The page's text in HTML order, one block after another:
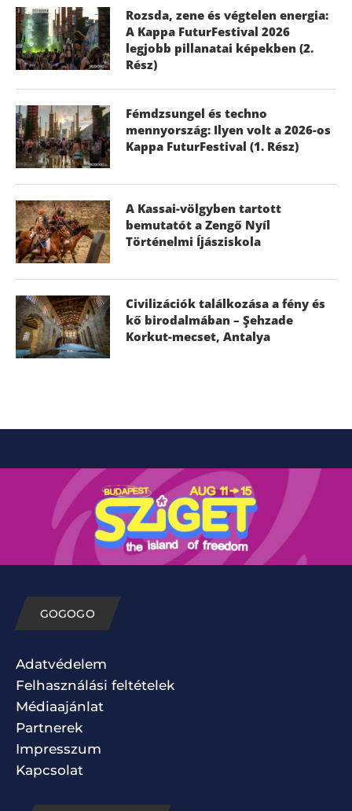
Rozsda, zene és végtelen energia:
A Kappa FuturFestival 2026
legjobb pillanatai képekben (2.
Rész)
Fémdzsungel és techno
mennyország: Ilyen volt a 2026-os
Kappa FuturFestival (1. Rész)
A Kassai-völgyben tartott
bemutatót a Zengő Nyíl
Történelmi Íjásziskola
Civilizációk találkozása a fény és
kő birodalmában – Şehzade
Korkut-mecset, Antalya
GOGOGO
Adatvédelem
Felhasználási feltételek
Médiaajánlat
Partnerek
Impresszum
Kapcsolat